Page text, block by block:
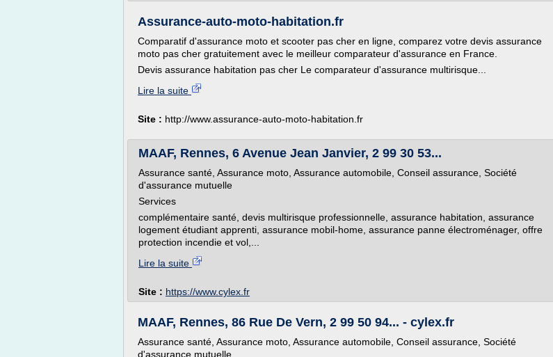
Assurance-auto-moto-habitation.fr
Comparatif d'assurance moto et scooter pas cher en ligne, comparez votre devis assurance
moto pas cher gratuitement avec le meilleur comparateur d'assurance en France.
Devis assurance habitation pas cher Le comparateur d'assurance multirisque...
Lire la suite
Site : http://www.assurance-auto-moto-habitation.fr
MAAF, Rennes, 6 Avenue Jean Janvier, 2 99 30 53...
Assurance santé, Assurance moto, Assurance automobile, Conseil assurance, Société
d'assurance mutuelle
Services
complémentaire santé, devis multirisque professionnelle, assurance habitation, assurance
logement étudiant apprenti, assurance mobil-home, assurance panne électroménager, offre
protection incendie et vol,...
Lire la suite
Site : https://www.cylex.fr
MAAF, Rennes, 86 Rue De Vern, 2 99 50 94... - cylex.fr
Assurance santé, Assurance moto, Assurance automobile, Conseil assurance, Société
d'assurance mutuelle